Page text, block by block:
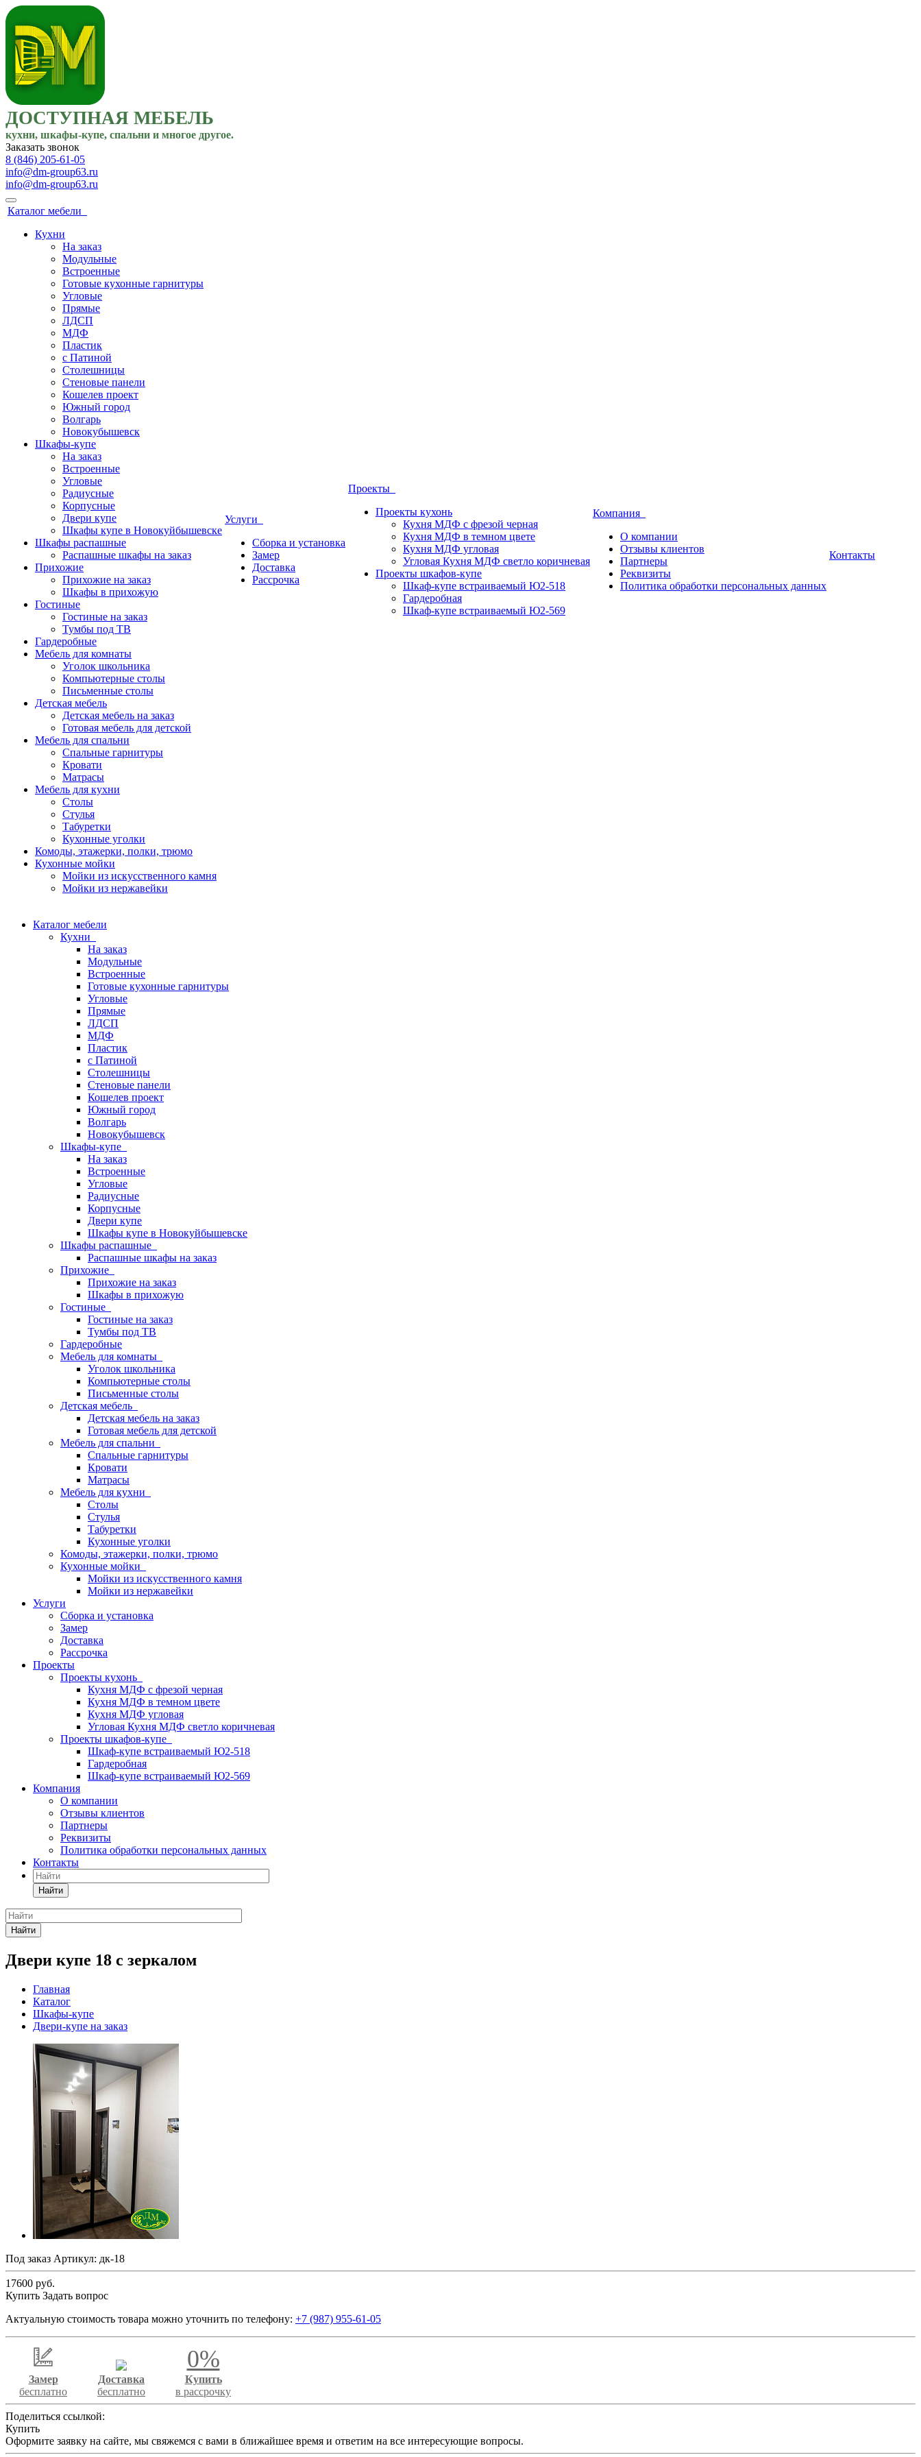
ДОСТУПНАЯ МЕБЕЛЬ
кухни, шкафы-купе, спальни и многое другое.
Заказать звонок
8 (846) 205-61-05
info@dm-group63.ru
info@dm-group63.ru
Каталог мебели
Кухни
На заказ
Модульные
Встроенные
Готовые кухонные гарнитуры
Угловые
Прямые
ЛДСП
МДФ
Пластик
с Патиной
Столешницы
Стеновые панели
Кошелев проект
Южный город
Волгарь
Новокубышевск
Шкафы-купе
На заказ
Встроенные
Угловые
Радиусные
Корпусные
Двери купе
Шкафы купе в Новокуйбышевске
Шкафы распашные
Распашные шкафы на заказ
Прихожие
Прихожие на заказ
Шкафы в прихожую
Гостиные
Гостиные на заказ
Тумбы под ТВ
Гардеробные
Мебель для комнаты
Уголок школьника
Компьютерные столы
Письменные столы
Детская мебель
Детская мебель на заказ
Готовая мебель для детской
Мебель для спальни
Спальные гарнитуры
Кровати
Матрасы
Мебель для кухни
Столы
Стулья
Табуретки
Кухонные уголки
Комоды, этажерки, полки, трюмо
Кухонные мойки
Мойки из искусственного камня
Мойки из нержавейки
Услуги
Сборка и установка
Замер
Доставка
Рассрочка
Проекты
Проекты кухонь
Кухня МДФ с фрезой черная
Кухня МДФ в темном цвете
Кухня МДФ угловая
Угловая Кухня МДФ светло коричневая
Проекты шкафов-купе
Шкаф-купе встраиваемый Ю2-518
Гардеробная
Шкаф-купе встраиваемый Ю2-569
Компания
О компании
Отзывы клиентов
Партнеры
Реквизиты
Политика обработки персональных данных
Контакты
Каталог мебели
Кухни
На заказ
Модульные
Встроенные
Готовые кухонные гарнитуры
Угловые
Прямые
ЛДСП
МДФ
Пластик
с Патиной
Столешницы
Стеновые панели
Кошелев проект
Южный город
Волгарь
Новокубышевск
Шкафы-купе
На заказ
Встроенные
Угловые
Радиусные
Корпусные
Двери купе
Шкафы купе в Новокуйбышевске
Шкафы распашные
Распашные шкафы на заказ
Прихожие
Прихожие на заказ
Шкафы в прихожую
Гостиные
Гостиные на заказ
Тумбы под ТВ
Гардеробные
Мебель для комнаты
Уголок школьника
Компьютерные столы
Письменные столы
Детская мебель
Детская мебель на заказ
Готовая мебель для детской
Мебель для спальни
Спальные гарнитуры
Кровати
Матрасы
Мебель для кухни
Столы
Стулья
Табуретки
Кухонные уголки
Комоды, этажерки, полки, трюмо
Кухонные мойки
Мойки из искусственного камня
Мойки из нержавейки
Услуги
Сборка и установка
Замер
Доставка
Рассрочка
Проекты
Проекты кухонь
Кухня МДФ с фрезой черная
Кухня МДФ в темном цвете
Кухня МДФ угловая
Угловая Кухня МДФ светло коричневая
Проекты шкафов-купе
Шкаф-купе встраиваемый Ю2-518
Гардеробная
Шкаф-купе встраиваемый Ю2-569
Компания
О компании
Отзывы клиентов
Партнеры
Реквизиты
Политика обработки персональных данных
Контакты
Найти
Найти
Двери купе 18 с зеркалом
Главная
Каталог
Шкафы-купе
Двери-купе на заказ
Под заказ Артикул: дк-18
17600 руб.
Купить Задать вопрос
Актуальную стоимость товара можно уточнить по телефону: +7 (987) 955-61-05
Замер
бесплатно
Доставка
бесплатно
0%
Купить
в рассрочку
Поделиться ссылкой:
Купить
Оформите заявку на сайте, мы свяжемся с вами в ближайшее время и ответим на все интересующие вопросы.